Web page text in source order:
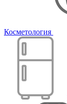
Косметология